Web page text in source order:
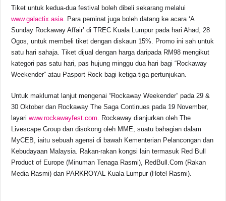
Tiket untuk kedua-dua festival boleh dibeli sekarang melalui
www.galactix.asia. Para peminat juga boleh datang ke acara ‘A
Sunday Rockaway Affair’ di TREC Kuala Lumpur pada hari Ahad, 28
Ogos, untuk membeli tiket dengan diskaun 15%. Promo ini sah untuk
satu hari sahaja. Tiket dijual dengan harga daripada RM98 mengikut
kategori pas satu hari, pas hujung minggu dua hari bagi “Rockaway
Weekender” atau Pasport Rock bagi ketiga-tiga pertunjukan.
Untuk maklumat lanjut mengenai “Rockaway Weekender” pada 29 &
30 Oktober dan Rockaway The Saga Continues pada 19 November,
layariwww.rockawayfest.com. Rockaway dianjurkan oleh The
Livescape Group dan disokong oleh MME, suatu bahagian dalam
MyCEB, iaitu sebuah agensi di bawah Kementerian Pelancongan dan
Kebudayaan Malaysia. Rakan-rakan kongsi lain termasuk Red Bull
Product of Europe (Minuman Tenaga Rasmi), RedBull.Com (Rakan
Media Rasmi) dan PARKROYAL Kuala Lumpur (Hotel Rasmi).